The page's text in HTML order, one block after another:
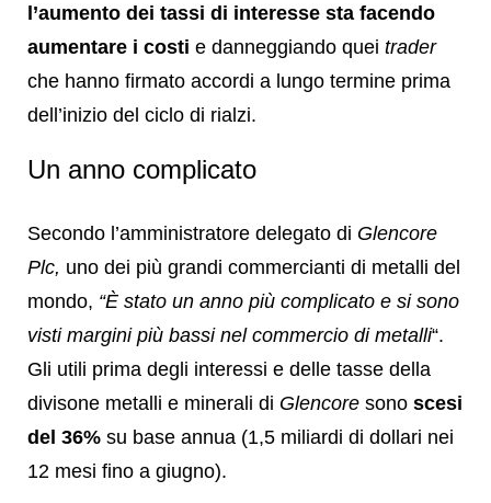
l’aumento dei tassi di interesse sta facendo
aumentare i costi e danneggiando quei trader
che hanno firmato accordi a lungo termine prima
dell’inizio del ciclo di rialzi.
Un anno complicato
Secondo l’amministratore delegato di Glencore
Plc, uno dei più grandi commercianti di metalli del
mondo, “È stato un anno più complicato e si sono
visti margini più bassi nel commercio di metalli“.
Gli utili prima degli interessi e delle tasse della
divisone metalli e minerali di Glencore sono scesi
del 36% su base annua (1,5 miliardi di dollari nei
12 mesi fino a giugno).